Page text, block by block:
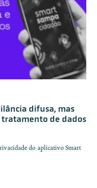
difusa, mas
de dados
do aplicativo Smart